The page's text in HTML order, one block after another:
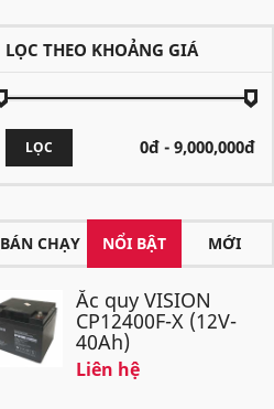
LỌC THEO KHOẢNG GIÁ
LỌC
BÁN CHẠY NỔI BẬT MỚI
Ắc quy VISION
CP12400F-X (12V-
40Ah)
Liên hệ